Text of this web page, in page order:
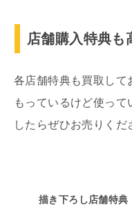
店舗購入特典も
各店舗特典も買取して
もっているけど使って
したらぜひお売りくだ
描き下ろし店舗特典